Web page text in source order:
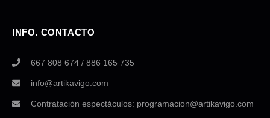
INFO. CONTACTO
667 808 674 / 886 165 735
info@artikavigo.com
Contratación espectáculos: programacion@artikavigo.com